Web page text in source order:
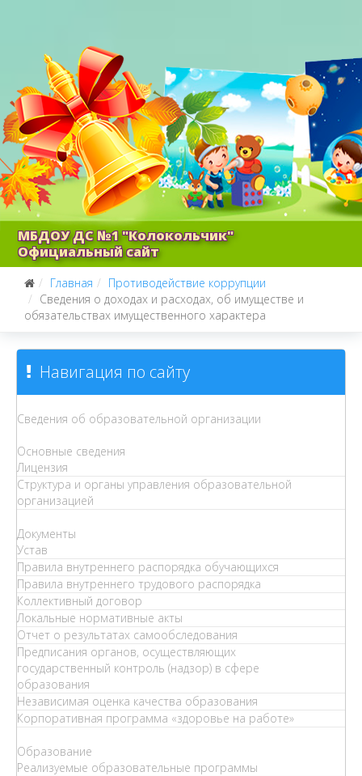
МБДОУ ДС №1 "Колокольчик"
Официальный сайт
Главная
Противодействие коррупции
Сведения о доходах и расходах, об имуществе и
обязательствах имущественного характера
Навигация по сайту
Сведения об образовательной организации
Основные сведения
Лицензия
Структура и органы управления образовательной
организацией
Документы
Устав
Правила внутреннего распорядка обучающихся
Правила внутреннего трудового распорядка
Коллективный договор
Локальные нормативные акты
Отчет о результатах самообследования
Предписания органов, осуществляющих
государственный контроль (надзор) в сфере
образования
Независимая оценка качества образования
Корпоративная программа «здоровье на работе»
Образование
Реализуемые образовательные программы